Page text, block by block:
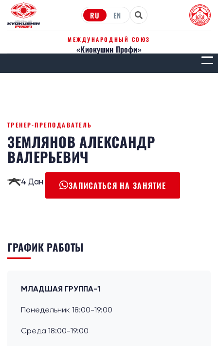
RU EN
МЕЖДУНАРОДНЫЙ СОЮЗ
«Киокушин Профи»
ТРЕНЕР-ПРЕПОДАВАТЕЛЬ
ЗЕМЛЯНОВ АЛЕКСАНДР
ВАЛЕРЬЕВИЧ
4 Дан ЗАПИСАТЬСЯ НА ЗАНЯТИЕ
ГРАФИК РАБОТЫ
МЛАДШАЯ ГРУППА-1
Понедельник 18:00-19:00
Среда 18:00-19:00